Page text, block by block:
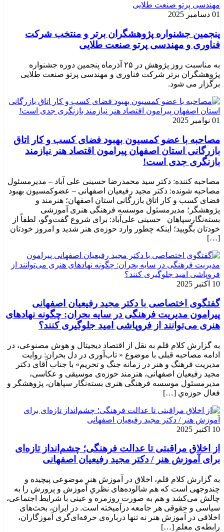
01 دسامبر 2025
پنجمین جشنواره پژوهشگران برتر و منتخب شرکت
فناوری و مهندسی پرتو صنعت طلایی
به مناسبت روز پژوهش در ۲۵ آذرماه پنجمین دوره جشنواره
پژوهشگران برتر شرکت فناوری و مهندسی پرتو صنعت طلایی
برگزار می شود.
01 نوامبر 2025
مصاحبه با عضو کمسیون بهبود فضای کسب و کار اتاق
بازرگانی استان اصفهان پیرامون اقتصاد هنر نیازمند
بازنگری جدی است!
مصاحبه کننده: دکتر سید محمدرضا حسینی علی آباد – مدیرمسئول
مصاحبه شونده: دکتر مجید رفیعیان اصفهانی – عضوکمسیون بهبود
فضای کسب و کار اتاق بازرگانی استان اصفهان؛ هنرمند و
پژوهشگر؛ ‌مدیرمسئول موسسه فرهنگی هنری آموزشی
بسته‌نگارسپاهان حسینی علی‌آباد: برای شروع گفت‌وگو، لطفاً از
خودتان بگویید؛ اینکه چطور وارد حوزه‌ی هنر شدید و امروز خودتان
[…]
10 اکتبر 2025
گفتگوی اختصاصی با دکتر مجید رفیعیان اصفهانی
پیرامون مدیریت فرهنگی در سایه بحران: چگونه نهادهای
هنری می‌توانند از فروپاشی امید جلوگیری کنند؟
به گزارش کلام قلم به نقل از اقتصاد دیجیتال و هوش مصنوعی، در
ادامه مصاحبه قبلی با موضوع « تاب‌آوری در دل بحران: روایت
مدیریت فرهنگ و هنر در زمانه جنگ و تحریم» با جناب آقای دکتر
مجید رفیعیان اصفهانی، هنرمند حوزه‌ی موسیقی و عکاسی،
مدیرمسئول موسسه فرهنگی هنری بسته‌نگار سپاهان، پژوهشگر و
فعال حوزه‌ي‌ […]
10 اکتبر 2025
از اخلاق مراقبتی تا عدالت فرهنگی؛ چشم‌انداز تازه‌ای
برای آموزش هنر / دکتر مجید رفیعیان اصفهانی
به گزارش کلام قلم، اخلاق در آموزش هنر موضوعی پیچیده و
چندوجهی است که هم شالوده‌های نظریِ آموزش و پرورش را به
چالش می‌کشد و هم به صورت روزمره و عینی با شرایط اجتماعی،
سیاسی و حقوقی هر جامعه درآمیخته است‌. در ایران، بحث‌های
اخلاقی در آموزش هنر نه تنها درباره‌ی حرفه‌ای‌گری آموزگاران،
رابطه‌ی معلم […]